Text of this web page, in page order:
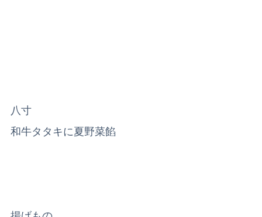
八寸
和牛タタキに夏野菜餡